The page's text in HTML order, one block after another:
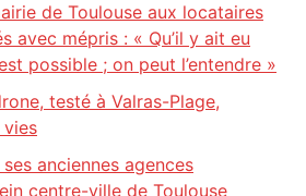
de Toulouse aux locataires
avec mépris : « Qu’il y ait eu
possible ; on peut l’entendre »
testé à Valras-Plage,
anciennes agences
centre-ville de Toulouse